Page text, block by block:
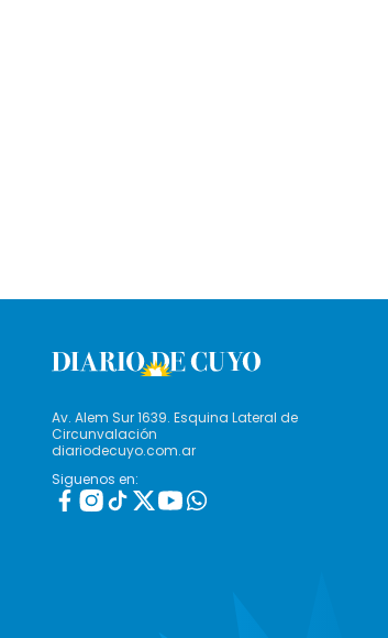
Av. Alem Sur 1639. Esquina Lateral de
Circunvalación
diariodecuyo.com.ar
Siguenos en: